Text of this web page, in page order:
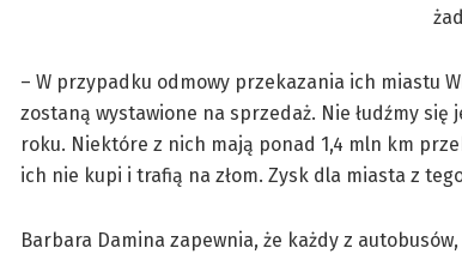
– W przypadku odmowy przekazania ich miastu
zostaną wystawione na sprzedaż. Nie łudźmy się
roku. Niektóre z nich mają ponad 1,4 mln km
ich nie kupi i trafią na złom. Zysk dla miasta z
Barbara Damina zapewnia, że każdy z